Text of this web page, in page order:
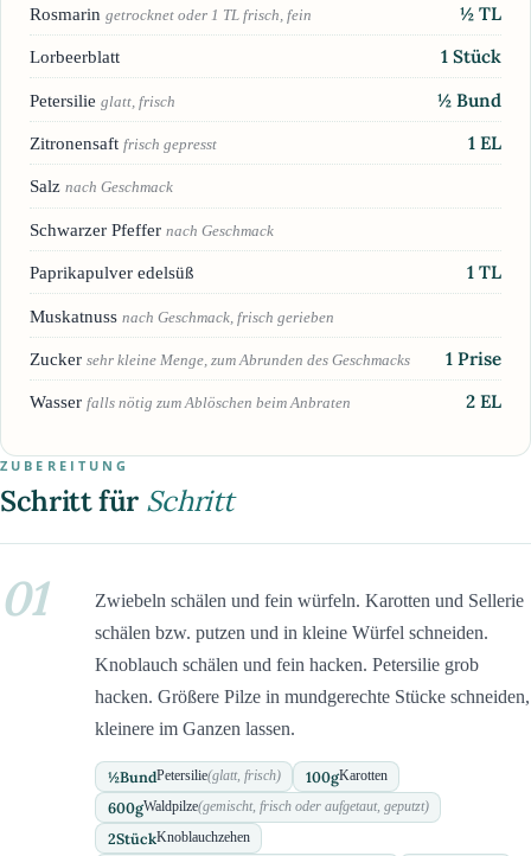
Rosmarin getrocknet oder 1 TL frisch, fein ½ TL
Lorbeerblatt 1 Stück
Petersilie glatt, frisch ½ Bund
Zitronensaft frisch gepresst 1 EL
Salz nach Geschmack
Schwarzer Pfeffer nach Geschmack
Paprikapulver edelsüß 1 TL
Muskatnuss nach Geschmack, frisch gerieben
Zucker sehr kleine Menge, zum Abrunden des Geschmacks 1 Prise
Wasser falls nötig zum Ablöschen beim Anbraten 2 EL
ZUBEREITUNG
Schritt für Schritt
01
Zwiebeln schälen und fein würfeln. Karotten und Sellerie
schälen bzw. putzen und in kleine Würfel schneiden.
Knoblauch schälen und fein hacken. Petersilie grob
hacken. Größere Pilze in mundgerechte Stücke schneiden,
kleinere im Ganzen lassen.
½BundPetersilie(glatt, frisch) 100gKarotten
600gWaldpilze(gemischt, frisch oder aufgetaut, geputzt)
2StückKnoblauchzehen